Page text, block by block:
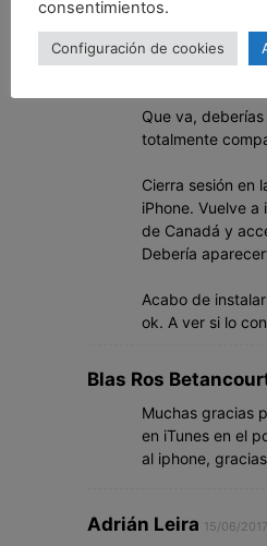
Que va,
totalmente
Cierra sesión en
iPhone. Vuelve
de Canadá y
Debería
Acabo de
ok. A ver si lo
Blas Ros
Muchas gracias
en iTunes en el
al iphone,
Adrián Leira 15/06/
consentimientos.
Configuración de cookies